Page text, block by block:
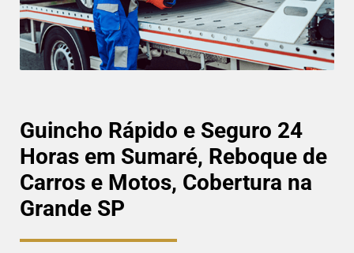
Guincho Rápido e Seguro 24
Horas em Sumaré, Reboque de
Carros e Motos, Cobertura na
Grande SP